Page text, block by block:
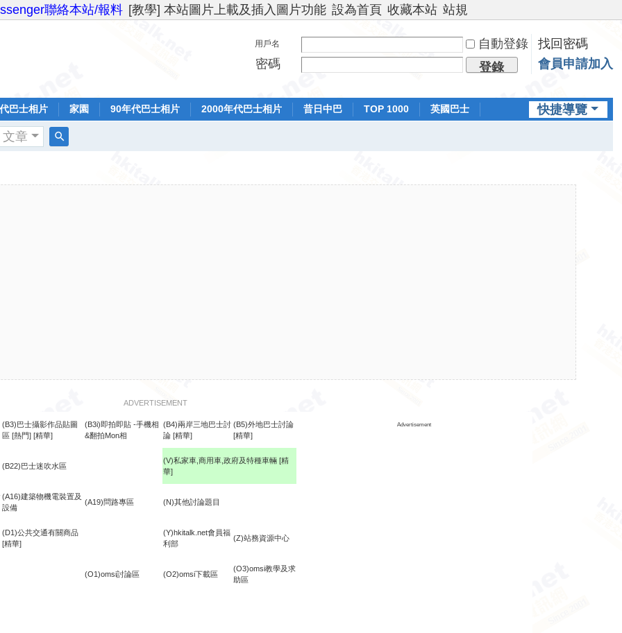
聯絡本站/報料 [教學] 本站圖片上載及插入圖片功能 設為首頁 收藏本站 站規
用戶名 自動登錄
找回密碼
密碼
登錄 會員申請加入
快捷導覽
巴士相片 家園 90年代巴士相片 2000年代巴士相片 昔日中巴 TOP 1000
英國巴士
文章
ADVERTISEMENT
(B3)巴士攝影作品貼圖
區 [熱門] [精華]
(B3i)即拍即貼 -手機相
&翻拍Mon相
(B4)兩岸三地巴士討
論 [精華]
(B5)外地巴士討論
[精華]
Advertisement
(B22)巴士迷吹水區
(V)私家車,商用車,政府及特種車輛 [精
華]
(A16)建築物機電裝置及
設備
(A19)問路專區 (N)其他討論題目
(D1)公共交通有關商品
[精華]
(Y)hkitalk.net會員福
利部
(Z)站務資源中心
(O1)omsi討論區 (O2)omsi下載區
(O3)omsi教學及求
助區